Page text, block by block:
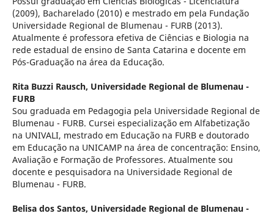
(2009), Bacharelado (2010) e mestrado em pela Fundação
Universidade Regional de Blumenau - FURB (2013).
Atualmente é professora efetiva de Ciências e Biologia na
rede estadual de ensino de Santa Catarina e docente em
Pós-Graduação na área da Educação.
Rita Buzzi Rausch, Universidade Regional de Blumenau -
FURB
Sou graduada em Pedagogia pela Universidade Regional de
Blumenau - FURB. Cursei especialização em Alfabetização
na UNIVALI, mestrado em Educação na FURB e doutorado
em Educação na UNICAMP na área de concentração: Ensino,
Avaliação e Formação de Professores. Atualmente sou
docente e pesquisadora na Universidade Regional de
Blumenau - FURB.
Belisa dos Santos, Universidade Regional de Blumenau -